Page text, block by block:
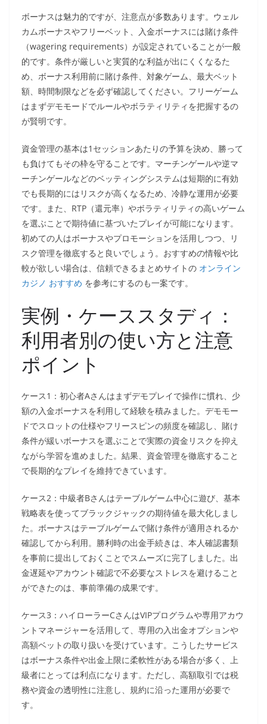
ボーナスは魅力的ですが、注意点が多数あります。ウェル
カムボーナスやフリーベット、入金ボーナスには賭け条件
（wagering requirements）が設定されていることが一般
的です。条件が厳しいと実質的な利益が出にくくなるた
め、ボーナス利用前に賭け条件、対象ゲーム、最大ベット
額、時間制限などを必ず確認してください。フリーゲーム
はまずデモモードでルールやボラティリティを把握するの
が賢明です。
資金管理の基本は1セッションあたりの予算を決め、勝って
も負けてもその枠を守ることです。マーチンゲールや逆マ
ーチンゲールなどのベッティングシステムは短期的に有効
でも長期的にはリスクが高くなるため、冷静な運用が必要
です。また、RTP（還元率）やボラティリティの高いゲーム
を選ぶことで期待値に基づいたプレイが可能になります。
初めての人はボーナスやプロモーションを活用しつつ、リ
スク管理を徹底すると良いでしょう。おすすめの情報や比
較が欲しい場合は、信頼できるまとめサイトの オンライン
カジノ おすすめ を参考にするのも一案です。
実例・ケーススタディ：
利用者別の使い方と注意
ポイント
ケース1：初心者Aさんはまずデモプレイで操作に慣れ、少
額の入金ボーナスを利用して経験を積みました。デモモー
ドでスロットの仕様やフリースピンの頻度を確認し、賭け
条件が緩いボーナスを選ぶことで実際の資金リスクを抑え
ながら学習を進めました。結果、資金管理を徹底すること
で長期的なプレイを維持できています。
ケース2：中級者Bさんはテーブルゲーム中心に遊び、基本
戦略表を使ってブラックジャックの期待値を最大化しまし
た。ボーナスはテーブルゲームで賭け条件が適用されるか
確認してから利用。勝利時の出金手続きは、本人確認書類
を事前に提出しておくことでスムーズに完了しました。出
金遅延やアカウント確認で不必要なストレスを避けること
ができたのは、事前準備の成果です。
ケース3：ハイローラーCさんはVIPプログラムや専用アカウ
ントマネージャーを活用して、専用の入出金オプションや
高額ベットの取り扱いを受けています。こうしたサービス
はボーナス条件や出金上限に柔軟性がある場合が多く、上
級者にとっては利点になります。ただし、高額取引では税
務や資金の透明性に注意し、規約に沿った運用が必要で
す。